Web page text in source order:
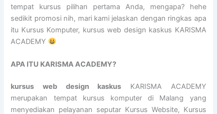
tempat kursus pilihan pertama Anda, mengapa? hehe
sedikit promosi nih, mari kami jelaskan dengan ringkas apa
itu Kursus Komputer, kursus web design kaskus KARISMA
ACADEMY
APA ITU KARISMA ACADEMY?
kursus web design kaskus KARISMA ACADEMY
merupakan tempat kursus komputer di Malang yang
menyediakan pelayanan seputar Kursus Website, Kursus